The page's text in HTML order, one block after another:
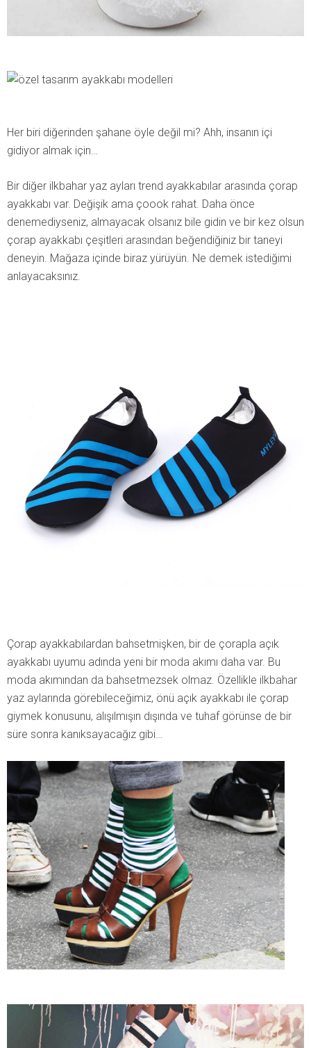
Her biri diğerinden şahane öyle değil mi? Ahh, insanın içi
gidiyor almak için…
Bir diğer ilkbahar yaz ayları trend ayakkabılar arasında çorap
ayakkabı var. Değişik ama çoook rahat. Daha önce
denemediyseniz, almayacak olsanız bile gidin ve bir kez olsun
çorap ayakkabı çeşitleri arasından beğendiğiniz bir taneyi
deneyin. Mağaza içinde biraz yürüyün. Ne demek istediğimi
anlayacaksınız.
Çorap ayakkabılardan bahsetmişken, bir de çorapla açık
ayakkabı uyumu adında yeni bir moda akımı daha var. Bu
moda akımından da bahsetmezsek olmaz. Özellikle ilkbahar
yaz aylarında görebileceğimiz, önü açık ayakkabı ile çorap
giymek konusunu, alışılmışın dışında ve tuhaf görünse de bir
süre sonra kanıksayacağız gibi…